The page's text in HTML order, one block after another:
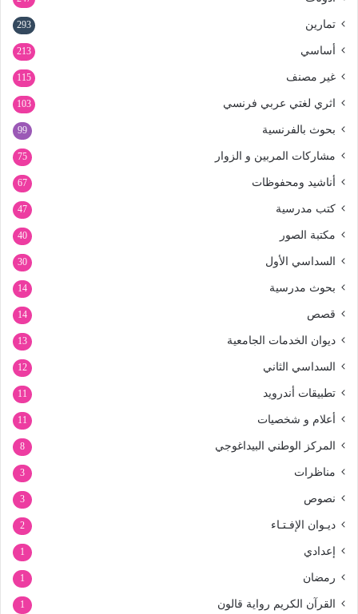
تمارين 293
أساسي 213
غير مصنف 115
اثري لغتي عربي فرنسي 103
بحوث بالفرنسية 99
مشاركات المربين و الزوار 75
أناشيد ومحفوظات 67
كتب مدرسية 47
مكتبة الصور 40
السداسي الأول 30
بحوث مدرسية 14
قصص 14
ديوان الخدمات الجامعية 13
السداسي الثاني 12
تطبيقات أندرويد 11
أعلام و شخصيات 11
المركز الوطني البيداغوجي 8
مناظرات 3
نصوص 3
ديـوان الإفـتـاء 2
إعدادي 1
رمضان 1
القرآن الكريم رواية قالون 1